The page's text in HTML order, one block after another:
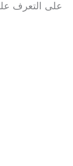
على التعرف